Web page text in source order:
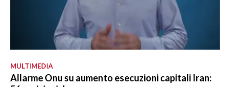
MULTIMEDIA
Allarme Onu su aumento esecuzioni capitali Iran: